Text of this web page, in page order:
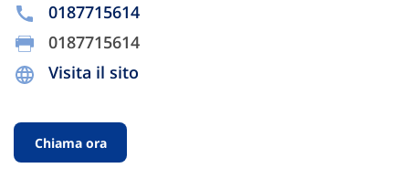
0187715614
0187715614
Visita il sito
Chiama ora